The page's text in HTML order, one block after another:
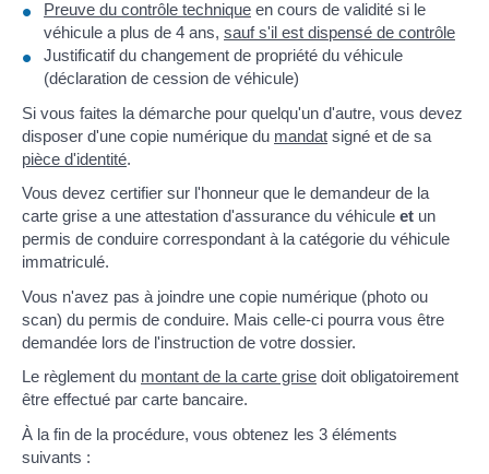
Preuve du contrôle technique en cours de validité si le
véhicule a plus de 4 ans, sauf s'il est dispensé de contrôle
Justificatif du changement de propriété du véhicule
(déclaration de cession de véhicule)
Si vous faites la démarche pour quelqu'un d'autre, vous devez
disposer d'une copie numérique du mandat signé et de sa
pièce d'identité.
Vous devez certifier sur l'honneur que le demandeur de la
carte grise a une attestation d'assurance du véhicule et un
permis de conduire correspondant à la catégorie du véhicule
immatriculé.
Vous n'avez pas à joindre une copie numérique (photo ou
scan) du permis de conduire. Mais celle-ci pourra vous être
demandée lors de l'instruction de votre dossier.
Le règlement du montant de la carte grise doit obligatoirement
être effectué par carte bancaire.
À la fin de la procédure, vous obtenez les 3 éléments
suivants :